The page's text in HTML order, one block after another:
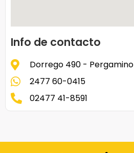
Info de contacto
Dorrego 490 - Pergamino
2477 60-0415
02477 41-8591